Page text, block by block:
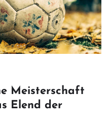
Meisterschaft
Elend der